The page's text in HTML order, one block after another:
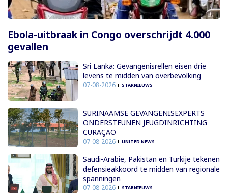
Ebola-uitbraak in Congo overschrijdt 4.000
gevallen
Sri Lanka: Gevangenisrellen eisen drie
levens te midden van overbevolking
07-08-2026 STARNIEUWS
SURINAAMSE GEVANGENISEXPERTS
ONDERSTEUNEN JEUGDINRICHTING
CURAÇAO
07-08-2026 UNITED NEWS
Saudi-Arabië, Pakistan en Turkije tekenen
defensieakkoord te midden van regionale
spanningen
07-08-2026 STARNIEUWS